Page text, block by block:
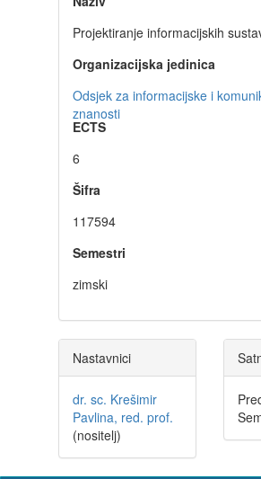
Projektiranje informacijskih
Organizacijska jedinica
Odsjek za informacijske i
znanosti
ECTS
6
Šifra
117594
Semestri
zimski
Nastavnici
dr. sc. Krešimir
Pavlina, red. prof.
(nositelj)